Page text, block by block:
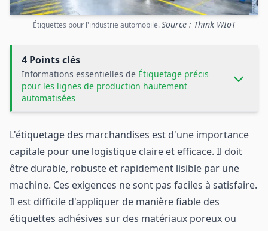
Étiquettes pour l'industrie automobile.Source : Think WIoT
4 Points clés
Informations essentielles de Étiquetage précis
pour les lignes de production hautement
automatisées
L'étiquetage des marchandises est d'une importance
capitale pour une logistique claire et efficace. Il doit
être durable, robuste et rapidement lisible par une
machine. Ces exigences ne sont pas faciles à satisfaire.
Il est difficile d'appliquer de manière fiable des
étiquettes adhésives sur des matériaux poreux ou